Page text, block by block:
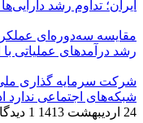
ایران؛ تداوم رشد
مقایسه سه‌دوره‌ای
رشد درآمدهای عملیاتی
شرکت سرمایه گذاری ملی
شبکه‌های اجتماعی ندارد
24 اردیبهشت 1413
1 دیدگاه